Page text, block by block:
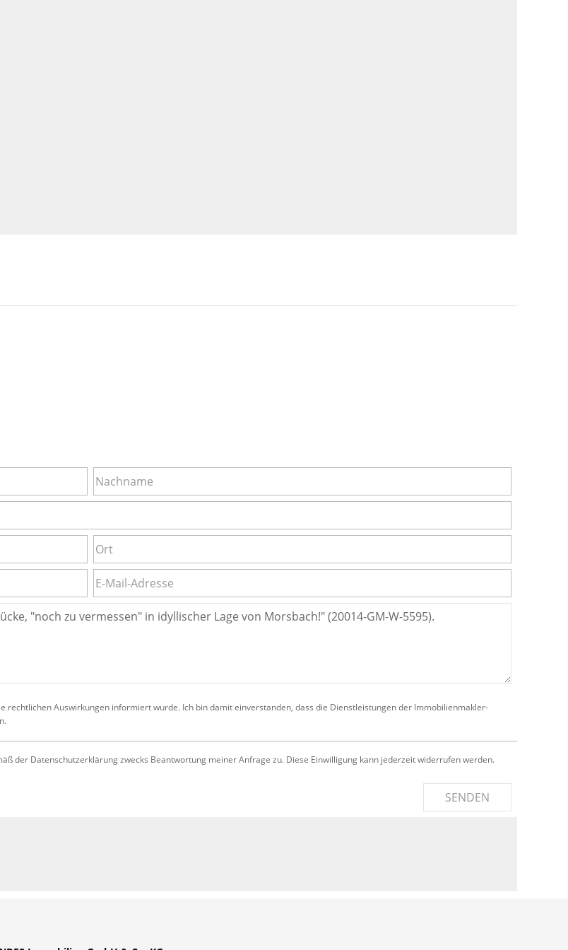
rechtlichen Auswirkungen informiert wurde. Ich bin damit einverstanden, dass die Dienstleistungen der Immobilienmakler-
der Datenschutzerklärung zwecks Beantwortung meiner Anfrage zu. Diese Einwilligung kann jederzeit widerrufen werden.
SENDEN